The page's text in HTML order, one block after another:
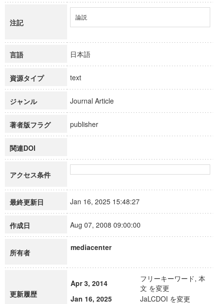
注記
論説
言語 日本語
資源タイプ text
ジャンル Journal Article
著者版フラグ publisher
関連DOI
アクセス条件
最終更新日 Jan 16, 2025 15:48:27
作成日 Aug 07, 2008 09:00:00
所有者
mediacenter
更新履歴
Apr 3, 2014
フリーキーワード, 本
文 を変更
Jan 16, 2025
JaLCDOI を変更